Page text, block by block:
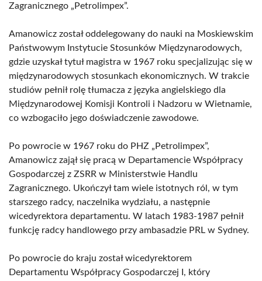
Zagranicznego „Petrolimpex”.
Amanowicz został oddelegowany do nauki na Moskiewskim
Państwowym Instytucie Stosunków Międzynarodowych,
gdzie uzyskał tytuł magistra w 1967 roku specjalizując się w
międzynarodowych stosunkach ekonomicznych. W trakcie
studiów pełnił rolę tłumacza z języka angielskiego dla
Międzynarodowej Komisji Kontroli i Nadzoru w Wietnamie,
co wzbogaciło jego doświadczenie zawodowe.
Po powrocie w 1967 roku do PHZ „Petrolimpex”,
Amanowicz zajął się pracą w Departamencie Współpracy
Gospodarczej z ZSRR w Ministerstwie Handlu
Zagranicznego. Ukończył tam wiele istotnych ról, w tym
starszego radcy, naczelnika wydziału, a następnie
wicedyrektora departamentu. W latach 1983-1987 pełnił
funkcję radcy handlowego przy ambasadzie PRL w Sydney.
Po powrocie do kraju został wicedyrektorem
Departamentu Współpracy Gospodarczej I, który